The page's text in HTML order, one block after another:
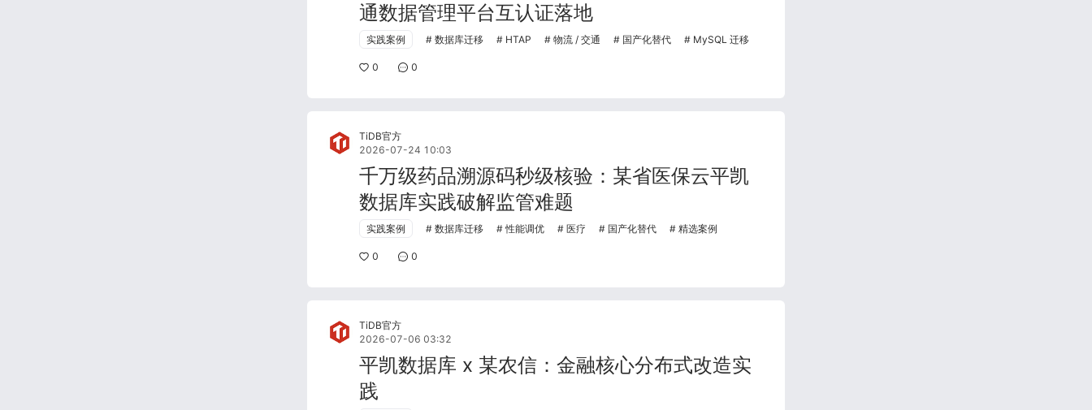
通数据管理平台互认证落地
实践案例 数据库迁移 HTAP 物流 / 交通 国产化替代 MySQL 迁移
0 0
TiDB官方
2026-07-24 10:03
千万级药品溯源码秒级核验：某省医保云平凯
数据库实践破解监管难题
实践案例 数据库迁移 性能调优 医疗 国产化替代 精选案例
0 0
TiDB官方
2026-07-06 03:32
平凯数据库 x 某农信：金融核心分布式改造实
践